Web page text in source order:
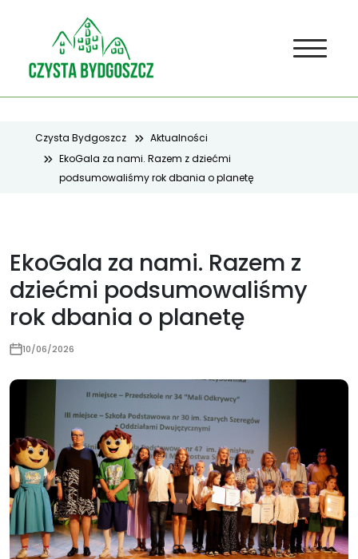
Czysta Bydgoszcz
Aktualności
EkoGala za nami. Razem z dziećmi
podsumowaliśmy rok dbania o planetę
EkoGala za nami. Razem z
dziećmi podsumowaliśmy
rok dbania o planetę
10/06/2026